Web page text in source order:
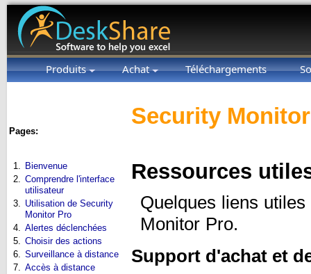
Produits Achat Téléchargements
Pages:
1.
Bienvenue
2.
Comprendre l'interface
utilisateur
3.
Utilisation de Security
Monitor Pro
4.
Alertes déclenchées
5.
Choisir des actions
6.
Surveillance à distance
7.
Accès à distance
Security
Ressources
Quelques liens
Monitor Pro.
Support d'achat et